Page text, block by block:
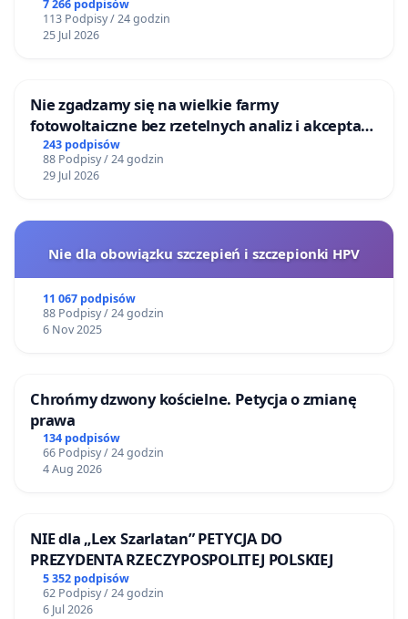
Centrum Zdrowia Dziecka w Katowicach
7 266 podpisów
113 Podpisy / 24 godzin
25 Jul 2026
Nie zgadzamy się na wielkie farmy
fotowoltaiczne bez rzetelnych analiz i akceptacji
mieszkańców
243 podpisów
88 Podpisy / 24 godzin
29 Jul 2026
Nie dla obowiązku szczepień i szczepionki HPV
11 067 podpisów
88 Podpisy / 24 godzin
6 Nov 2025
Chrońmy dzwony kościelne. Petycja o zmianę
prawa
134 podpisów
66 Podpisy / 24 godzin
4 Aug 2026
NIE dla „Lex Szarlatan” PETYCJA DO
PREZYDENTA RZECZYPOSPOLITEJ POLSKIEJ
5 352 podpisów
62 Podpisy / 24 godzin
6 Jul 2026